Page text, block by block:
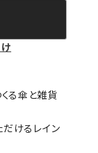
る傘と雑貨
けるレイン